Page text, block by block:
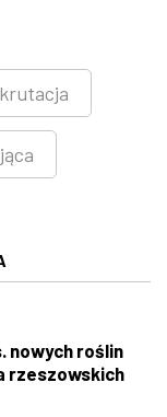
nowych roślin
rzeszowskich